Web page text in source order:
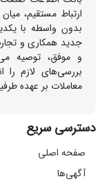
ارتباط مستقیم،
بدون واسطه با
جدید همکاری و
و موفق، توصیه
بررسی‌های لازم را
معاملات بر عهده
دسترسی سریع
صفحه اصلی
آگهی‌ها